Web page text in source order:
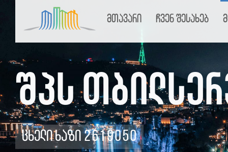
მთავარი ჩვენ შესახებ
შპს
ცხელი ხაზი 2619050